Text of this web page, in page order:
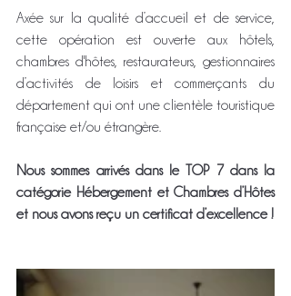
Axée sur la qualité d’accueil et de service,
cette opération est ouverte aux hôtels,
chambres d'hôtes, restaurateurs, gestionnaires
d’activités de loisirs et commerçants du
département qui ont une clientèle touristique
française et/ou étrangère.
Nous sommes arrivés dans le TOP 7 dans la
catégorie Hébergement et Chambres d’Hôtes